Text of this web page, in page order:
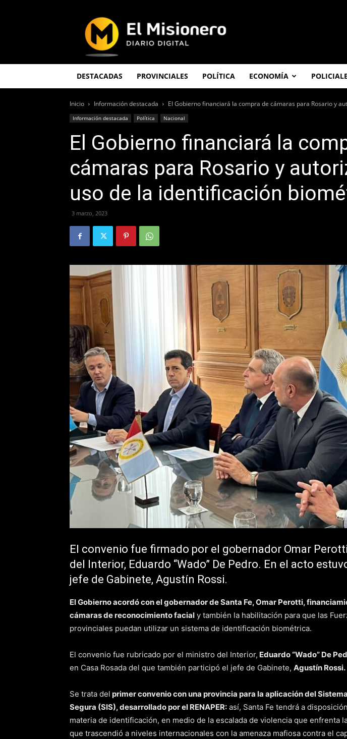
Misionero
DESTACADAS PROVINCIALES POLÍTICA ECONOMÍA
Inicio Información destacada El Gobierno financiará la compra de cámaras para Rosario y
Información destacada Política Nacional
El Gobierno financiará la
cámaras para Rosario y
uso de la identificación
3 marzo, 2023
El convenio fue firmado por el gobernador Omar
del Interior, Eduardo “Wado” De Pedro. En el acto
jefe de Gabinete, Agustín Rossi.
El Gobierno acordó con el gobernador de Santa Fe, Omar Perotti,
cámaras de reconocimiento facial y también la habilitación para que las
provinciales puedan utilizar un sistema de identificación biométrica.
El convenio fue rubricado por el ministro del Interior, Eduardo “Wado” De
en Casa Rosada del que también participó el jefe de Gabinete, Agustín Rossi.
Se trata del primer convenio con una provincia para la aplicación del
Segura (SIS), desarrollado por el RENAPER: así, Santa Fe tendrá a
materia de identificación, en medio de la escalada de violencia que enfrenta
que trascendió a niveles internacionales con la amenaza mafiosa contra el